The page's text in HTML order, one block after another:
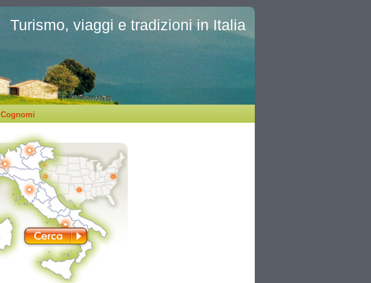
Turismo, viaggi e tradizioni in Italia
Cognomi